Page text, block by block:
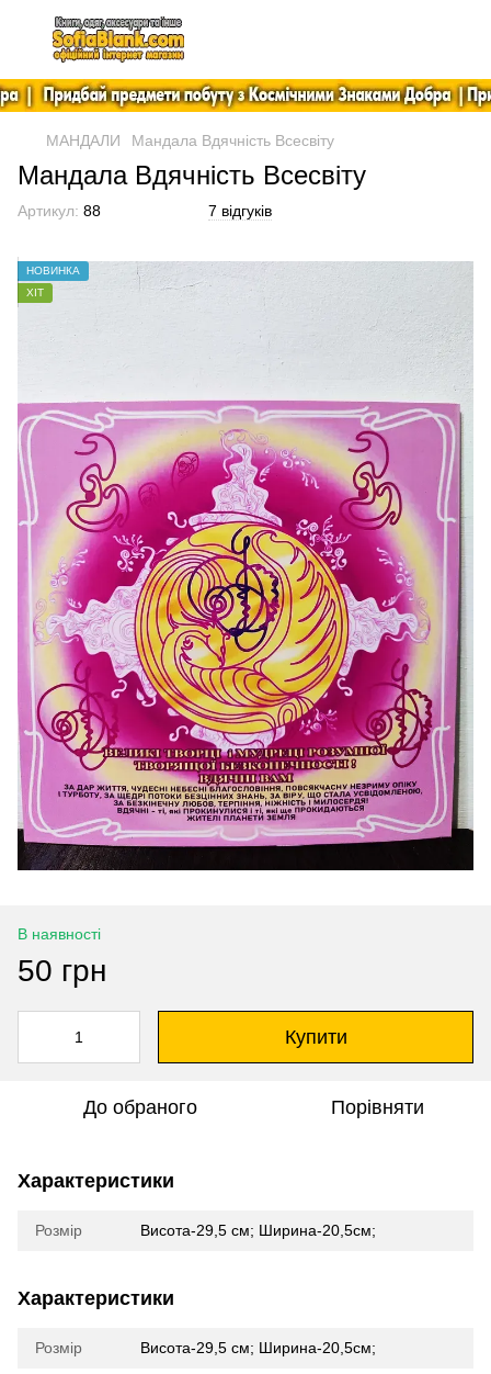
МАНДАЛИ Мандала Вдячність Всесвіту
Мандала Вдячність Всесвіту
Артикул: 88 7 відгуків
НОВИНКА
ХІТ
В наявності
50 грн
Купити
До обраного Порівняти
Характеристики
Розмір Висота-29,5 см; Ширина-20,5см;
Характеристики
Розмір Висота-29,5 см; Ширина-20,5см;